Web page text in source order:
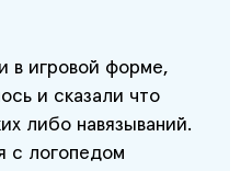
в игровой форме,
и сказали что
либо навязываний.
с логопедом